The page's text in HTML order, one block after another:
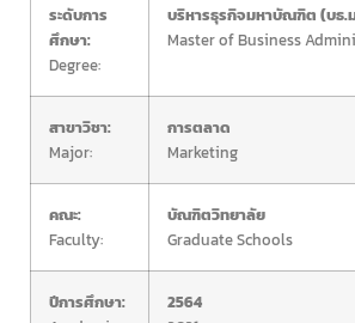
ระดับการ
ศึกษา:
Degree:
บริหารธุรกิจมหาบัณฑิต (บธ.
Master of Business
สาขาวิชา:
Major:
การตลาด
Marketing
คณะ:
Faculty:
บัณฑิตวิทยาลัย
Graduate Schools
ปีการศึกษา:
2564